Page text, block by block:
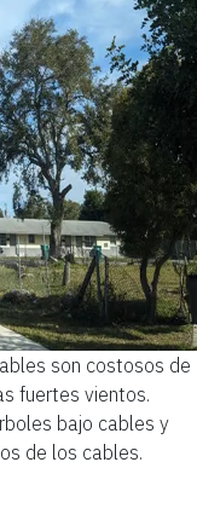
son costosos de
fuertes vientos.
bajo cables y
de los cables.